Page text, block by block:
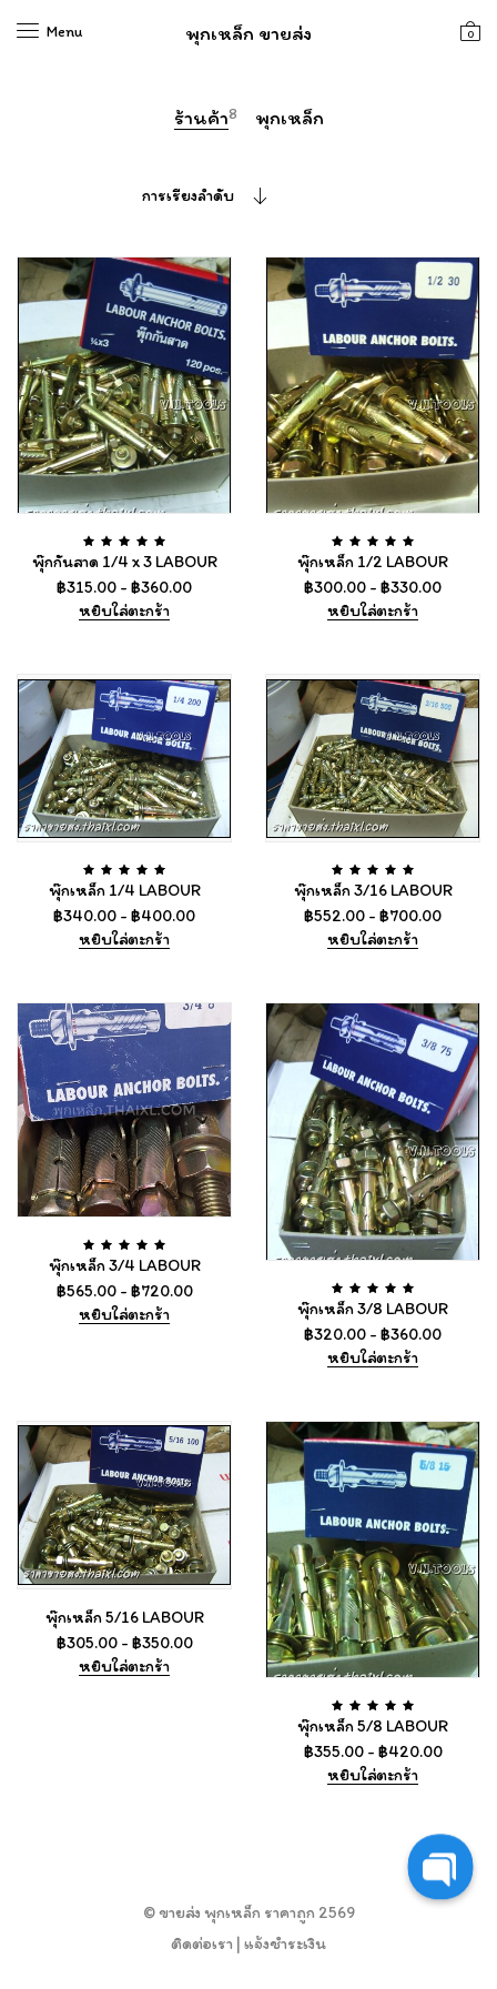
Menu พุกเหล็ก ขายส่ง 0
ร้านค้า8 พุกเหล็ก
การเรียงลำดับ
พุ๊กกันสาด 1/4 x 3 LABOUR
฿315.00 - ฿360.00
หยิบใส่ตะกร้า
พุ๊กเหล็ก 1/2 LABOUR
฿300.00 - ฿330.00
หยิบใส่ตะกร้า
พุ๊กเหล็ก 1/4 LABOUR
฿340.00 - ฿400.00
หยิบใส่ตะกร้า
พุ๊กเหล็ก 3/16 LABOUR
฿552.00 - ฿700.00
หยิบใส่ตะกร้า
พุ๊กเหล็ก 3/4 LABOUR
฿565.00- ฿720.00
หยิบใส่ตะกร้า
พุ๊กเหล็ก 3/8 LABOUR
฿320.00 - ฿360.00
หยิบใส่ตะกร้า
พุ๊กเหล็ก 5/16 LABOUR
฿305.00- ฿350.00
หยิบใส่ตะกร้า
พุ๊กเหล็ก 5/8 LABOUR
฿355.00- ฿420.00
หยิบใส่ตะกร้า
© ขายส่ง พุกเหล็ก ราคาถูก 2569
ติดต่อเรา | แจ้งชำระเงิน
O